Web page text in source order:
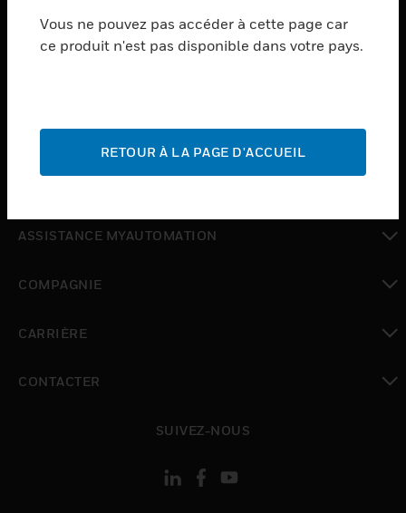
toggle view
SERVICES
toggle view
toggle view
toggle view
ASSISTANCE MYAUTOMATION
COMPAGNIE
CARRIÈRE
CONTACTER
SUIVEZ-NOUS
Vous ne pouvez pas accéder à cette page car
ce produit n'est pas disponible dans votre pays.
RETOUR À LA PAGE D'ACCUEIL